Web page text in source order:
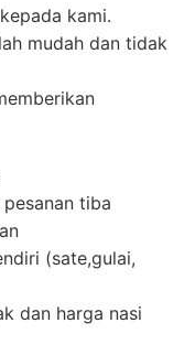
kami.
mudah dan tidak
tiba
(sate,gulai,
dan harga nasi